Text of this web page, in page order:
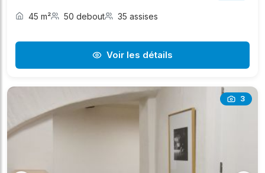
45 m² 50 debout 35 assises
Voir les détails
3